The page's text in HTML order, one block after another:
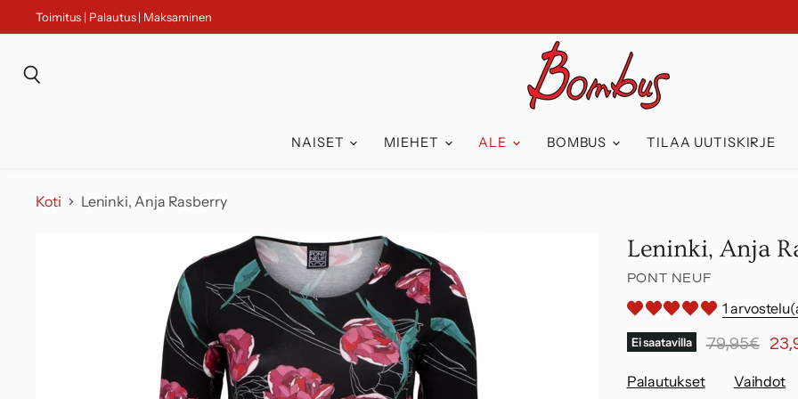
Toimitus | Palautus | Maksaminen
NAISET MIEHET ALE BOMBUS TILAA UUTISKIRJE
Koti Leninki, Anja Rasberry
Leninki, Anja
PONT NEUF
1
Ei saatavilla 79,95€
Palautukset Vaihdot